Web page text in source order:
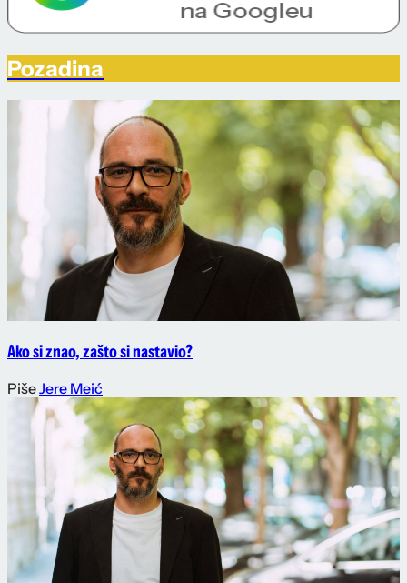
Pozadina
Ako si znao, zašto si nastavio?
PišeJere Meić